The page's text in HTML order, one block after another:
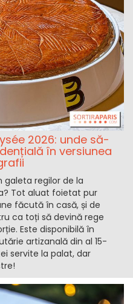
2026: unde să-
în versiunea
galeta regilor de la
Tot aluat foietat pur
făcută în casă, și de
ca toți să devină rege
Este disponibilă în
artizanală din al 15-
servite la palat, dar